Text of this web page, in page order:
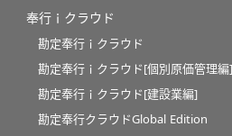
奉行ｉクラウド
勘定奉行ｉクラウド
勘定奉行ｉクラウド[個別原価管理編]
勘定奉行ｉクラウド[建設業編]
勘定奉行クラウドGlobal Edition